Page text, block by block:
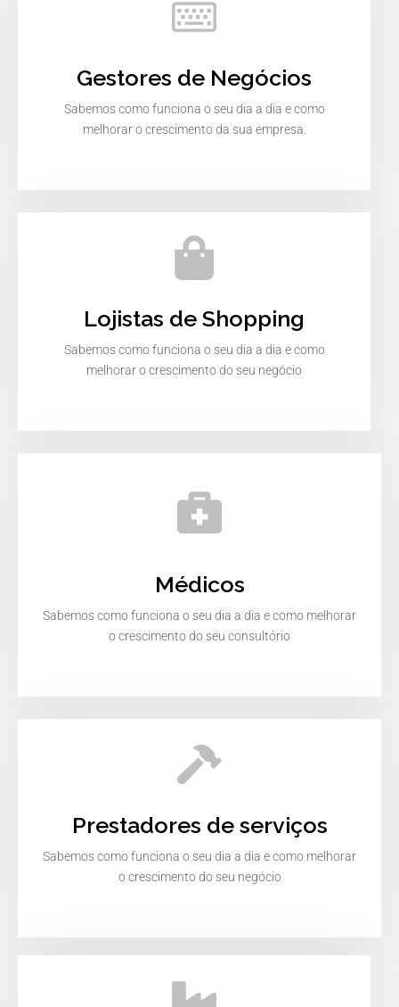
Gestores de Negócios
Sabemos como funciona o seu dia a dia e como
melhorar o crescimento da sua empresa.
Lojistas de Shopping
Sabemos como funciona o seu dia a dia e como
melhorar o crescimento do seu negócio
Médicos
Sabemos como funciona o seu dia a dia e como melhorar
o crescimento do seu consultório
Prestadores de serviços
Sabemos como funciona o seu dia a dia e como melhorar
o crescimento do seu negócio